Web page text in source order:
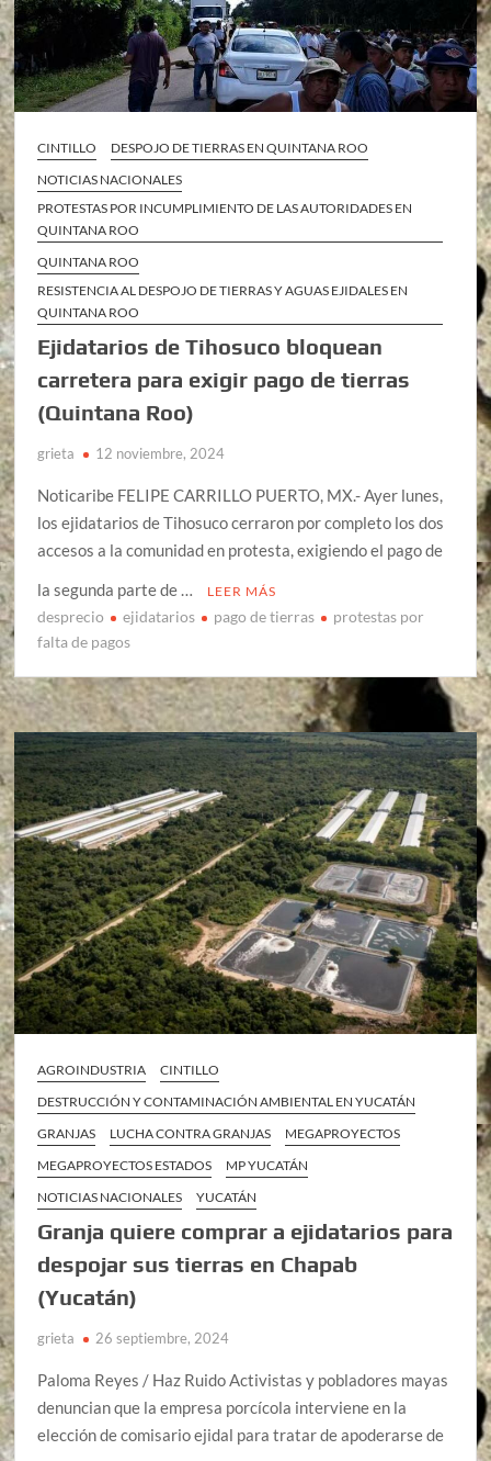
CINTILLO
DESPOJO DE TIERRAS EN QUINTANA ROO
NOTICIAS NACIONALES
PROTESTAS POR INCUMPLIMIENTO DE LAS AUTORIDADES EN
QUINTANA ROO
QUINTANA ROO
RESISTENCIA AL DESPOJO DE TIERRAS Y AGUAS EJIDALES EN
QUINTANA ROO
Ejidatarios de Tihosuco bloquean
carretera para exigir pago de tierras
(Quintana Roo)
grieta 12 noviembre, 2024
Noticaribe FELIPE CARRILLO PUERTO, MX.- Ayer lunes,
los ejidatarios de Tihosuco cerraron por completo los dos
accesos a la comunidad en protesta, exigiendo el pago de
la segunda parte de …
LEER MÁS
desprecio ejidatarios pago de tierras
protestas por
falta de pagos
AGROINDUSTRIA
CINTILLO
DESTRUCCIÓN Y CONTAMINACIÓN AMBIENTAL EN YUCATÁN
GRANJAS
LUCHA CONTRA GRANJAS
MEGAPROYECTOS
MEGAPROYECTOS ESTADOS
MP YUCATÁN
NOTICIAS NACIONALES
YUCATÁN
Granja quiere comprar a ejidatarios para
despojar sus tierras en Chapab
(Yucatán)
grieta 26 septiembre, 2024
Paloma Reyes / Haz Ruido Activistas y pobladores mayas
denuncian que la empresa porcícola interviene en la
elección de comisario ejidal para tratar de apoderarse de